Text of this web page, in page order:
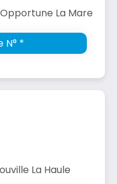
La Mare
*
La Haule